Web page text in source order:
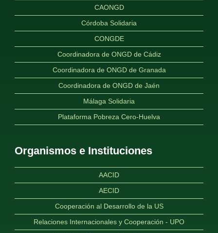
CAONGD
Córdoba Solidaria
CONGDE
Coordinadora de ONGD de Cádiz
Coordinadora de ONGD de Granada
Coordinadora de ONGD de Jaén
Málaga Solidaria
Plataforma Pobreza Cero-Huelva
Organismos e Instituciones
AACID
AECID
Cooperación al Desarrollo de la US
Relaciones Internacionales y Cooperación - UPO